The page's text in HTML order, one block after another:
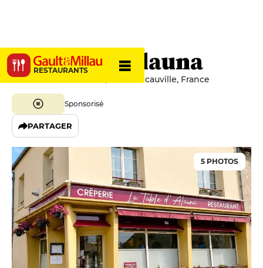
RESTAURANTS
La Table d’Alauna
6 Rue du 11 Novembre, 50360 Picauville, France
Sponsorisé
PARTAGER
5 PHOTOS